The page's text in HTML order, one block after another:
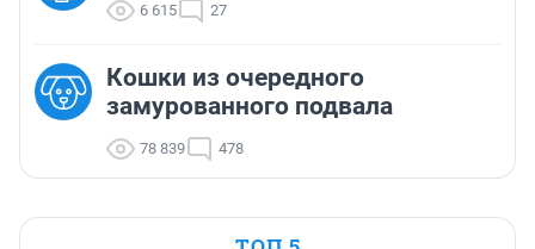
6 615 27
Кошки из очередного
замурованного подвала
78 839 478